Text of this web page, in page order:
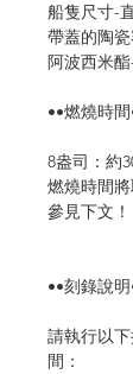
船隻尺寸-
帶蓋的陶瓷
阿波西米酯
••燃燒時間
8盎司：約
燃燒時間
參見下文！
••刻錄說明
請執行以
間：